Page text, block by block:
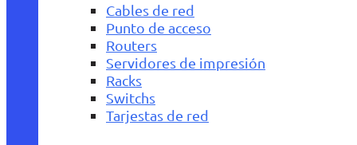
Cables de red
Punto de acceso
Routers
Servidores de impresión
Racks
Switchs
Tarjestas de red